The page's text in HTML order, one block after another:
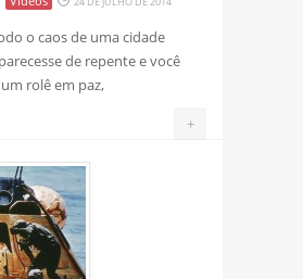
o caos de uma cidade
de repente e você
rolê em paz,
+